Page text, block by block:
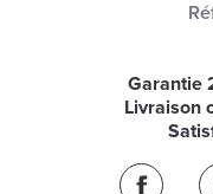
Garantie
Livraison